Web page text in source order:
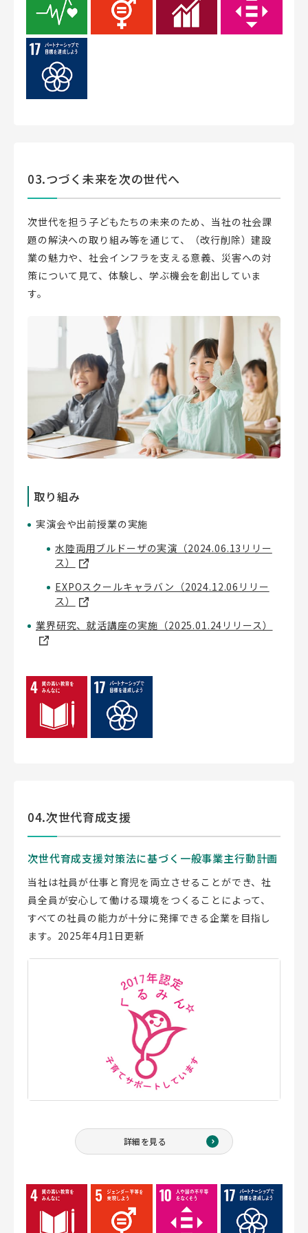
03.つづく未来を次の世代へ
次世代を担う子どもたちの未来のため、当社の社会課
題の解決への取り組み等を通じて、（改行削除）建設
業の魅力や、社会インフラを支える意義、災害への対
策について見て、体験し、学ぶ機会を創出していま
す。
取り組み
実演会や出前授業の実施
水陸両用ブルドーザの実演（2024.06.13リリー
ス）
EXPOスクールキャラバン（2024.12.06リリー
ス）
業界研究、就活講座の実施（2025.01.24リリース）
04.次世代育成支援
次世代育成支援対策法に基づく一般事業主行動計画
当社は社員が仕事と育児を両立させることができ、社
員全員が安心して働ける環境をつくることによって、
すべての社員の能力が十分に発揮できる企業を目指し
ます。2025年4月1日更新
詳細を見る